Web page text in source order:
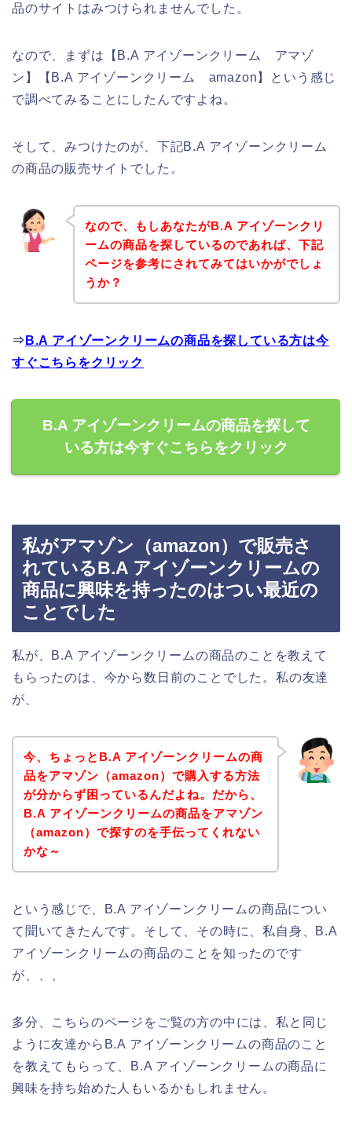
品のサイトはみつけられませんでした。
なので、まずは【B.A アイゾーンクリーム アマゾ
ン】【B.A アイゾーンクリーム amazon】という感じ
で調べてみることにしたんですよね。
そして、みつけたのが、下記B.A アイゾーンクリーム
の商品の販売サイトでした。
なので、もしあなたがB.A アイゾーンクリ
ームの商品を探しているのであれば、下記
ページを参考にされてみてはいかがでしょ
うか？
⇒ B.A アイゾーンクリームの商品を探している方は今
すぐこちらをクリック
B.A アイゾーンクリームの商品を探して
いる方は今すぐこちらをクリック
私がアマゾン（amazon）で販売さ
れているB.A アイゾーンクリームの
商品に興味を持ったのはつい最近の
ことでした
私が、B.A アイゾーンクリームの商品のことを教えて
もらったのは、今から数日前のことでした。私の友達
が、
今、ちょっとB.A アイゾーンクリームの商
品をアマゾン（amazon）で購入する方法
が分からず困っているんだよね。だから、
B.A アイゾーンクリームの商品をアマゾン
（amazon）で探すのを手伝ってくれない
かな～
という感じで、B.A アイゾーンクリームの商品につい
て聞いてきたんです。そして、その時に、私自身、B.A
アイゾーンクリームの商品のことを知ったのです
が、、、
多分、こちらのページをご覧の方の中には、私と同じ
ように友達からB.A アイゾーンクリームの商品のこと
を教えてもらって、B.A アイゾーンクリームの商品に
興味を持ち始めた人もいるかもしれません。